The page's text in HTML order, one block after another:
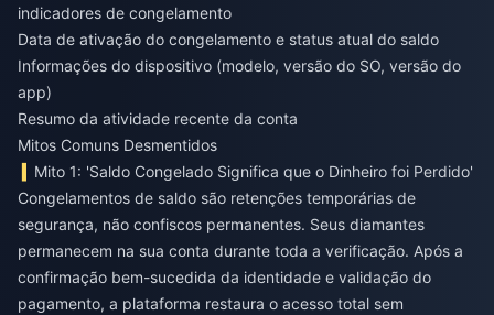
indicadores de congelamento
Data de ativação do congelamento e status atual do saldo
Informações do dispositivo (modelo, versão do SO, versão do
app)
Resumo da atividade recente da conta
Mitos Comuns Desmentidos
Mito 1: 'Saldo Congelado Significa que o Dinheiro foi Perdido'
Congelamentos de saldo são retenções temporárias de
segurança, não confiscos permanentes. Seus diamantes
permanecem na sua conta durante toda a verificação. Após a
confirmação bem-sucedida da identidade e validação do
pagamento, a plataforma restaura o acesso total sem